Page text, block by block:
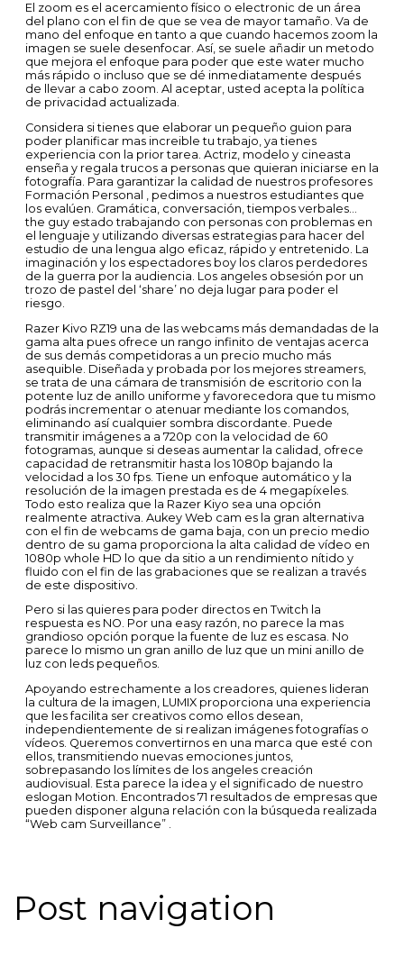
El zoom es el acercamiento físico o electronic de un área
del plano con el fin de que se vea de mayor tamaño. Va de
mano del enfoque en tanto a que cuando hacemos zoom la
imagen se suele desenfocar. Así, se suele añadir un metodo
que mejora el enfoque para poder que este water mucho
más rápido o incluso que se dé inmediatamente después
de llevar a cabo zoom. Al aceptar, usted acepta la política
de privacidad actualizada.
Considera si tienes que elaborar un pequeño guion para
poder planificar mas increible tu trabajo, ya tienes
experiencia con la prior tarea. Actriz, modelo y cineasta
enseña y regala trucos a personas que quieran iniciarse en la
fotografía. Para garantizar la calidad de nuestros profesores
Formación Personal , pedimos a nuestros estudiantes que
los evalúen. Gramática, conversación, tiempos verbales…
the guy estado trabajando con personas con problemas en
el lenguaje y utilizando diversas estrategias para hacer del
estudio de una lengua algo eficaz, rápido y entretenido. La
imaginación y los espectadores boy los claros perdedores
de la guerra por la audiencia. Los angeles obsesión por un
trozo de pastel del ‘share’ no deja lugar para poder el
riesgo.
Razer Kivo RZ19 una de las webcams más demandadas de la
gama alta pues ofrece un rango infinito de ventajas acerca
de sus demás competidoras a un precio mucho más
asequible. Diseñada y probada por los mejores streamers,
se trata de una cámara de transmisión de escritorio con la
potente luz de anillo uniforme y favorecedora que tu mismo
podrás incrementar o atenuar mediante los comandos,
eliminando así cualquier sombra discordante. Puede
transmitir imágenes a a 720p con la velocidad de 60
fotogramas, aunque si deseas aumentar la calidad, ofrece
capacidad de retransmitir hasta los 1080p bajando la
velocidad a los 30 fps. Tiene un enfoque automático y la
resolución de la imagen prestada es de 4 megapíxeles.
Todo esto realiza que la Razer Kiyo sea una opción
realmente atractiva. Aukey Web cam es la gran alternativa
con el fin de webcams de gama baja, con un precio medio
dentro de su gama proporciona la alta calidad de vídeo en
1080p whole HD lo que da sitio a un rendimiento nítido y
fluido con el fin de las grabaciones que se realizan a través
de este dispositivo.
Pero si las quieres para poder directos en Twitch la
respuesta es NO. Por una easy razón, no parece la mas
grandioso opción porque la fuente de luz es escasa. No
parece lo mismo un gran anillo de luz que un mini anillo de
luz con leds pequeños.
Apoyando estrechamente a los creadores, quienes lideran
la cultura de la imagen, LUMIX proporciona una experiencia
que les facilita ser creativos como ellos desean,
independientemente de si realizan imágenes fotografías o
vídeos. Queremos convertirnos en una marca que esté con
ellos, transmitiendo nuevas emociones juntos,
sobrepasando los límites de los angeles creación
audiovisual. Esta parece la idea y el significado de nuestro
eslogan Motion. Encontrados 71 resultados de empresas que
pueden disponer alguna relación con la búsqueda realizada
“Web cam Surveillance” .
Post navigation